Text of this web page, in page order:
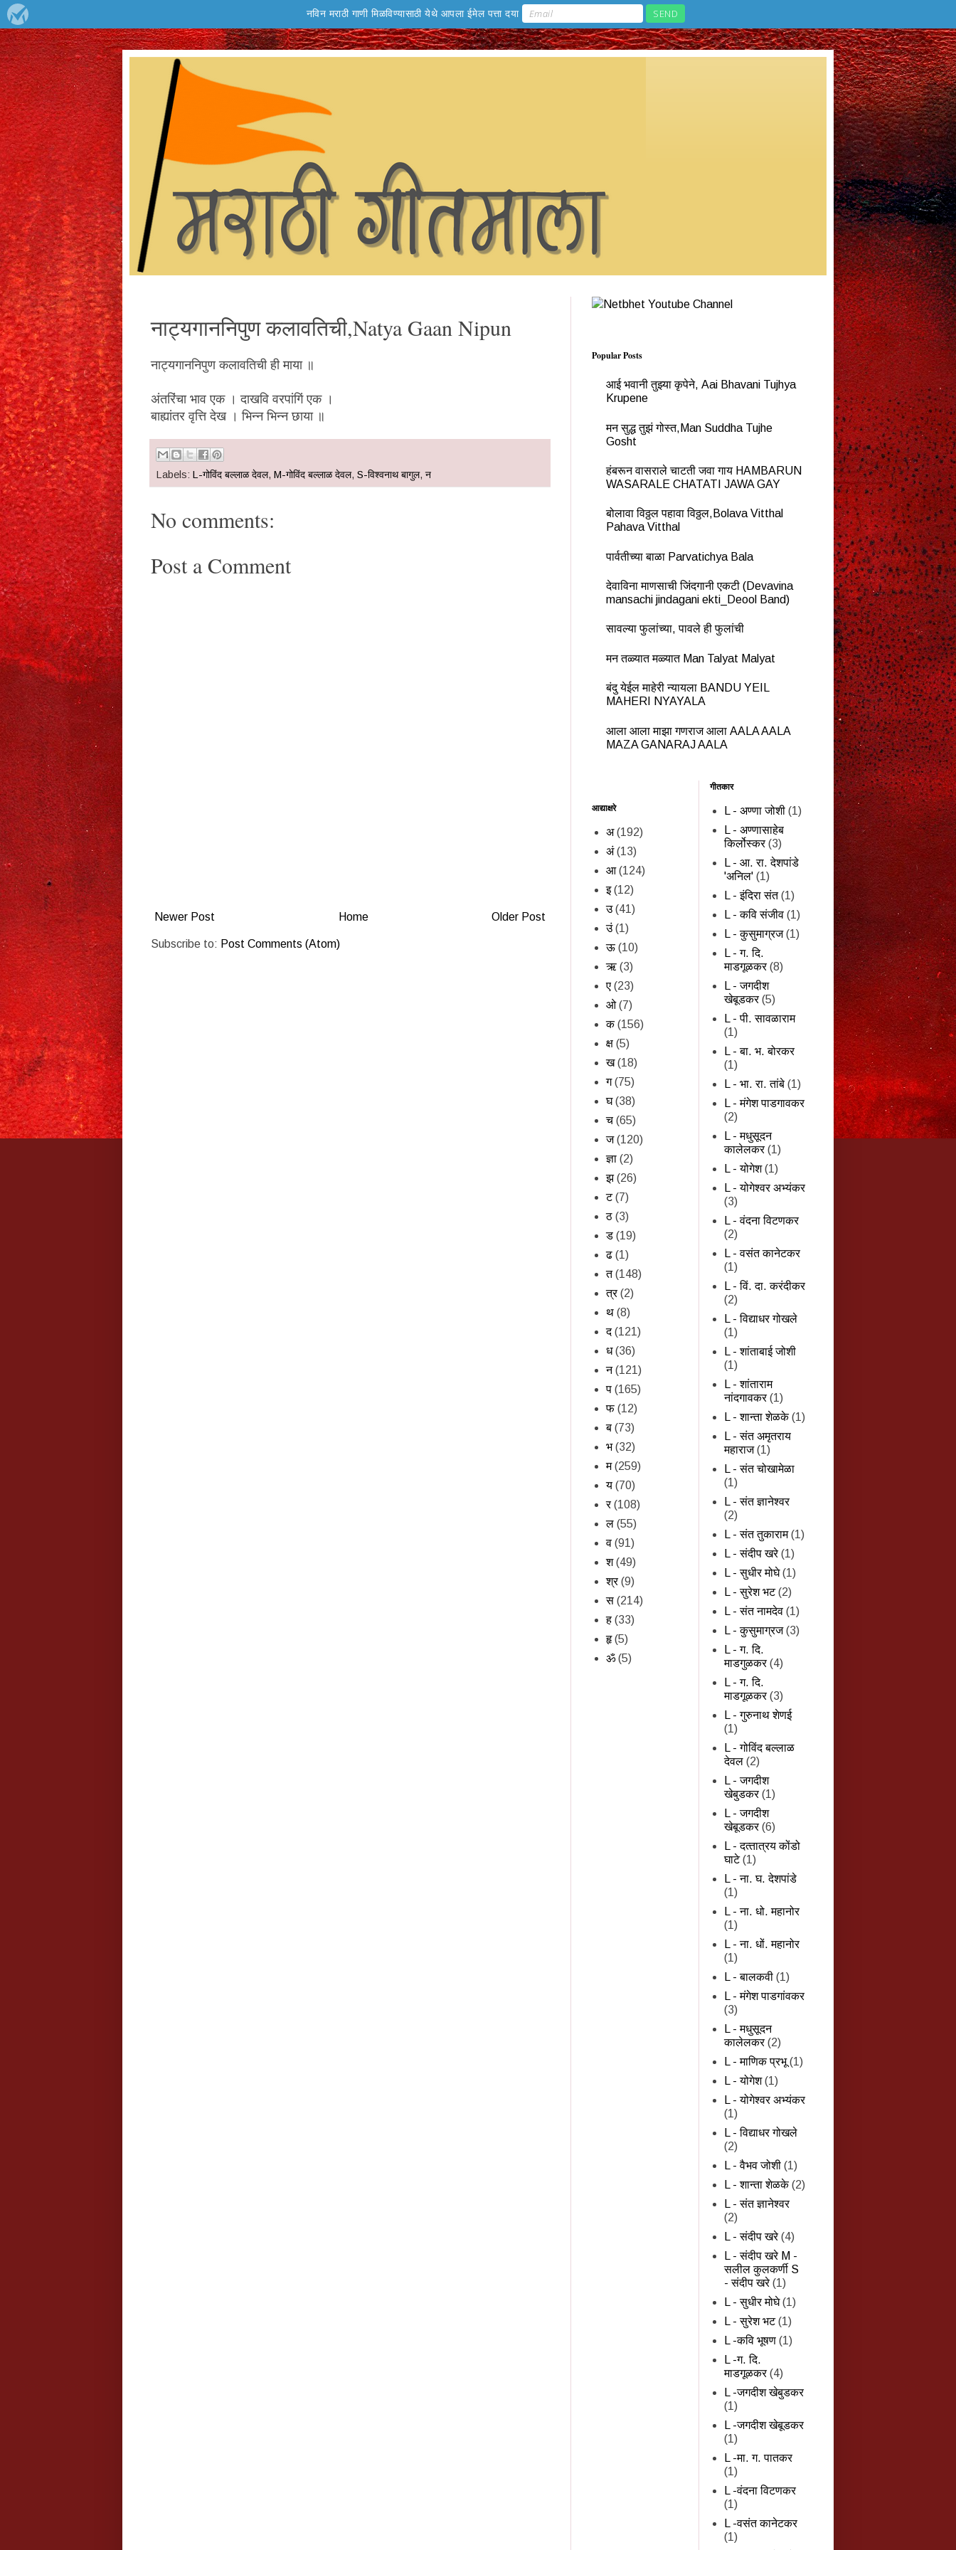
नाट्यगाननिपुण कलावतिची,Natya Gaan Nipun
नाट्यगाननिपुण कलावतिची ही माया ॥
अंतरिंचा भाव एक । दाखवि वरपांगिं एक ।
बाह्यांतर वृत्ति देख । भिन्न भिन्न छाया ॥
Labels: L-गोविंद बल्लाळ देवल, M-गोविंद बल्लाळ देवल, S-विश्वनाथ बागुल, न
No comments:
Post a Comment
Newer Post Older Post
Home
Subscribe to: Post Comments (Atom)
Popular Posts
आई भवानी तुझ्या कृपेने, Aai Bhavani Tujhya
Krupene
मन सुद्ध तुझं गोस्त,Man Suddha Tujhe
Gosht
हंबरून वासराले चाटती जवा गाय HAMBARUN
WASARALE CHATATI JAWA GAY
बोलावा विठ्ठल पहावा विठ्ठल,Bolava Vitthal
Pahava Vitthal
पार्वतीच्या बाळा Parvatichya Bala
देवाविना माणसाची जिंदगानी एकटी (Devavina
mansachi jindagani ekti_Deool Band)
सावल्या फुलांच्या, पावले ही फुलांची
मन तळ्यात मळ्यात Man Talyat Malyat
बंदु येईल माहेरी न्यायला BANDU YEIL
MAHERI NYAYALA
आला आला माझा गणराज आला AALA AALA
MAZA GANARAJ AALA
आद्याक्षरे
अ (192)
अं (13)
आ (124)
इ (12)
उ (41)
उं (1)
ऊ (10)
ऋ (3)
ए (23)
ओ (7)
क (156)
क्ष (5)
ख (18)
ग (75)
घ (38)
च (65)
ज (120)
ज्ञा (2)
झ (26)
ट (7)
ठ (3)
ड (19)
ढ (1)
त (148)
त्र (2)
थ (8)
द (121)
ध (36)
न (121)
प (165)
फ (12)
ब (73)
भ (32)
म (259)
य (70)
र (108)
ल (55)
व (91)
श (49)
श्र (9)
स (214)
ह (33)
हृ (5)
ॐ (5)
गीतकार
L - अण्णा जोशी (1)
L - अण्णासाहेब
किर्लोस्कर (3)
L - आ. रा. देशपांडे
'अनिल' (1)
L - इंदिरा संत (1)
L - कवि संजीव (1)
L - कुसुमाग्रज (1)
L - ग. दि.
माडगूळकर (8)
L - जगदीश
खेबूडकर (5)
L - पी. सावळाराम
(1)
L - बा. भ. बोरकर
(1)
L - भा. रा. तांबे (1)
L - मंगेश पाडगावकर
(2)
L - मधुसूदन
कालेलकर (1)
L - योगेश (1)
L - योगेश्वर अभ्यंकर
(3)
L - वंदना विटणकर
(2)
L - वसंत कानेटकर
(1)
L - विं. दा. करंदीकर
(2)
L - विद्याधर गोखले
(1)
L - शांताबाई जोशी
(1)
L - शांताराम
नांदगावकर (1)
L - शान्‍ता शेळके (1)
L - संत अमृतराय
महाराज (1)
L - संत चोखामेळा
(1)
L - संत ज्ञानेश्वर
(2)
L - संत तुकाराम (1)
L - संदीप खरे (1)
L - सुधीर मोघे (1)
L - सुरेश भट (2)
L - संत नामदेव (1)
L - कुसुमाग्रज (3)
L - ग. दि.
माडगुळकर (4)
L - ग. दि.
माडगूळकर (3)
L - गुरुनाथ शेणई
(1)
L - गोविंद बल्लाळ
देवल (2)
L - जगदीश
खेबुडकर (1)
L - जगदीश
खेबूडकर (6)
L - दत्‍तात्रय कोंडो
घाटे (1)
L - ना. घ. देशपांडे
(1)
L - ना. धो. महानोर
(1)
L - ना. धों. महानोर
(1)
L - बालकवी (1)
L - मंगेश पाडगांवकर
(3)
L - मधुसूदन
कालेलकर (2)
L - माणिक प्रभू (1)
L - योगेश (1)
L - योगेश्वर अभ्यंकर
(1)
L - विद्याधर गोखले
(2)
L - वैभव जोशी (1)
L - शान्‍ता शेळके (2)
L - संत ज्ञानेश्वर
(2)
L - संदीप खरे (4)
L - संदीप खरे M -
सलील कुलकर्णी S
- संदीप खरे (1)
L - सुधीर मोघे (1)
L - सुरेश भट (1)
L -कवि भूषण (1)
L -ग. दि.
माडगूळकर (4)
L -जगदीश खेबुडकर
(1)
L -जगदीश खेबूडकर
(1)
L -मा. ग. पातकर
(1)
L -वंदना विटणकर
(1)
L -वसंत कानेटकर
(1)